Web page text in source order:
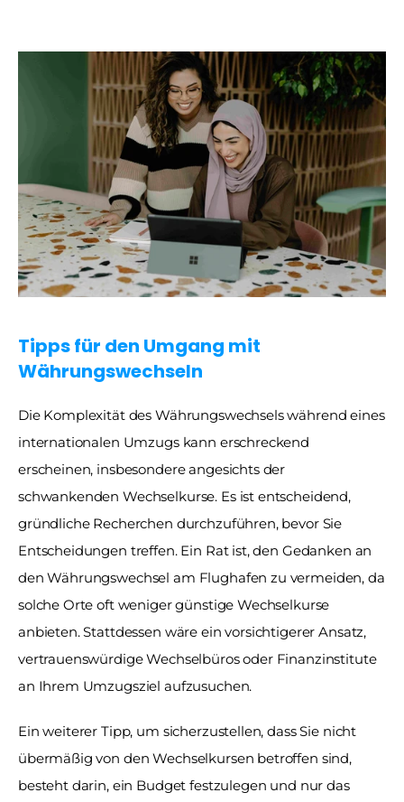
Tipps für den Umgang mit
Währungswechseln
Die Komplexität des Währungswechsels während eines
internationalen Umzugs kann erschreckend
erscheinen, insbesondere angesichts der
schwankenden Wechselkurse. Es ist entscheidend,
gründliche Recherchen durchzuführen, bevor Sie
Entscheidungen treffen. Ein Rat ist, den Gedanken an
den Währungswechsel am Flughafen zu vermeiden, da
solche Orte oft weniger günstige Wechselkurse
anbieten. Stattdessen wäre ein vorsichtigerer Ansatz,
vertrauenswürdige Wechselbüros oder Finanzinstitute
an Ihrem Umzugsziel aufzusuchen.
Ein weiterer Tipp, um sicherzustellen, dass Sie nicht
übermäßig von den Wechselkursen betroffen sind,
besteht darin, ein Budget festzulegen und nur das